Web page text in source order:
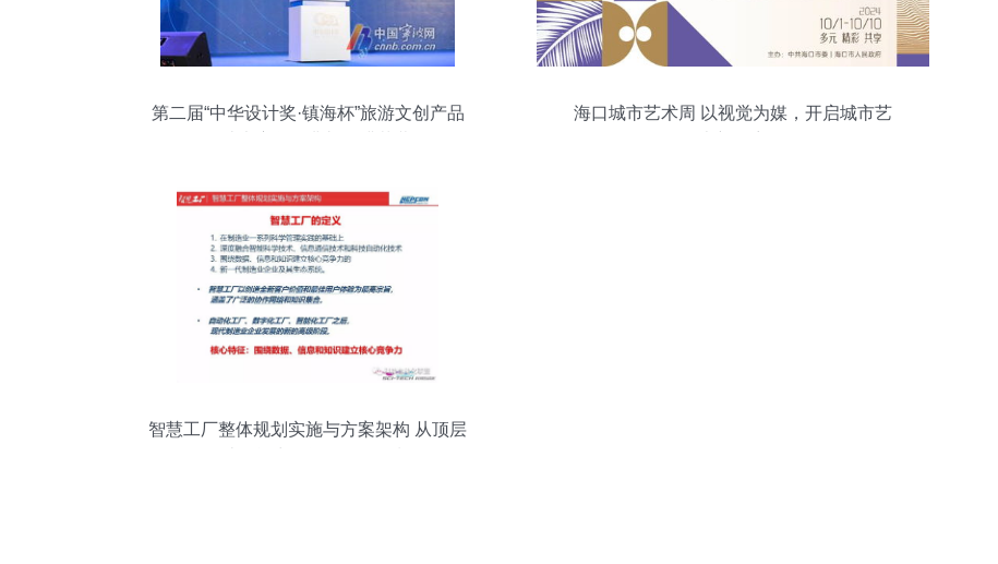
第二届“中华设计奖·镇海杯”旅游文创产品
海口城市艺术周 以视觉为媒，开启城市艺
智慧工厂整体规划实施与方案架构 从顶层